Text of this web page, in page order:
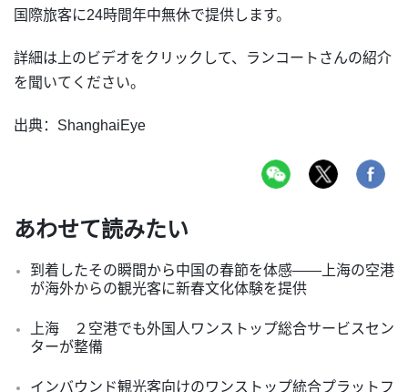
国際旅客に24時間年中無休で提供します。
詳細は上のビデオをクリックして、ランコートさんの紹介
を聞いてください。
出典：ShanghaiEye
あわせて読みたい
到着したその瞬間から中国の春節を体感――上海の空港
が海外からの観光客に新春文化体験を提供
上海 ２空港でも外国人ワンストップ総合サービスセン
ターが整備
インバウンド観光客向けのワンストップ統合プラットフ